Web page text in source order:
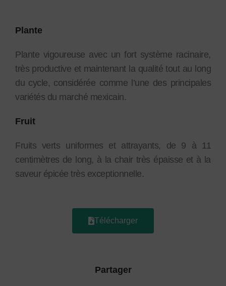
Plante
Plante vigoureuse avec un fort système racinaire,
très productive et maintenant la qualité tout au long
du cycle, considérée comme l’une des principales
variétés du marché mexicain.
Fruit
Fruits verts uniformes et attrayants, de 9 à 11
centimètres de long, à la chair très épaisse et à la
saveur épicée très exceptionnelle.
Télécharger
Partager